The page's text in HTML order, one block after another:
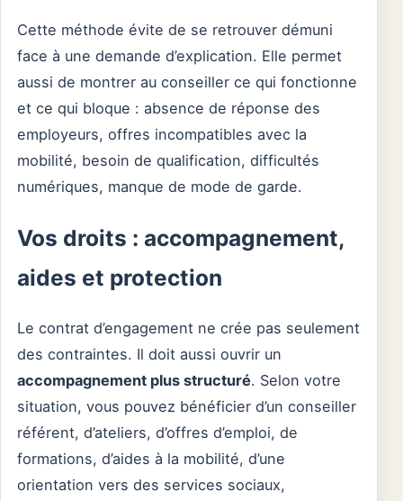
Cette méthode évite de se retrouver démuni
face à une demande d’explication. Elle permet
aussi de montrer au conseiller ce qui fonctionne
et ce qui bloque : absence de réponse des
employeurs, offres incompatibles avec la
mobilité, besoin de qualification, difficultés
numériques, manque de mode de garde.
Vos droits : accompagnement,
aides et protection
Le contrat d’engagement ne crée pas seulement
des contraintes. Il doit aussi ouvrir un
accompagnement plus structuré. Selon votre
situation, vous pouvez bénéficier d’un conseiller
référent, d’ateliers, d’offres d’emploi, de
formations, d’aides à la mobilité, d’une
orientation vers des services sociaux,